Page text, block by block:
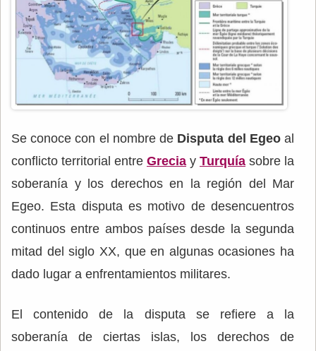
Se conoce con el nombre de Disputa del Egeoal
conflicto territorial entre Grecia y Turquía sobre la
soberanía y los derechos en la región del Mar
Egeo. Esta disputa es motivo de desencuentros
continuos entre ambos países desde la segunda
mitad del siglo XX, que en algunas ocasiones ha
dado lugar a enfrentamientos militares.
El contenido de la disputa se refiere a la
soberanía de ciertas islas, los derechos de